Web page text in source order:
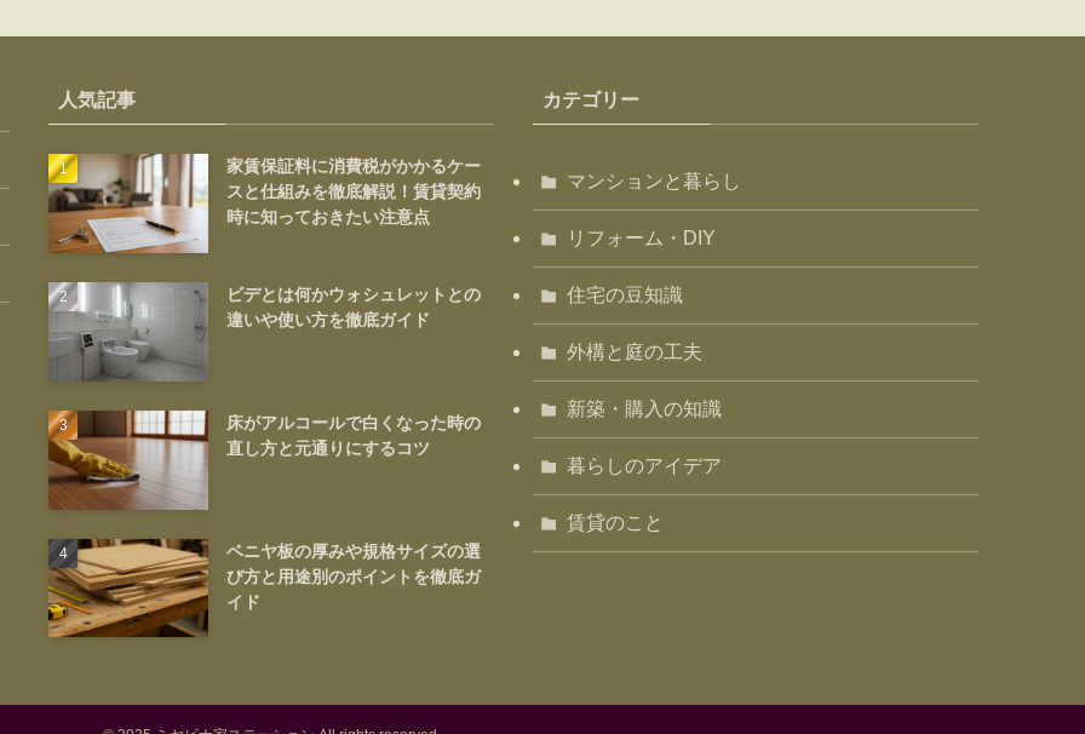
人気記事
家賃保証料に消費税がかかるケー
スと仕組みを徹底解説！賃貸契約
時に知っておきたい注意点
ビデとは何かウォシュレットとの
違いや使い方を徹底ガイド
床がアルコールで白くなった時の
直し方と元通りにするコツ
ベニヤ板の厚みや規格サイズの選
び方と用途別のポイントを徹底ガ
イド
カテゴリー
マンションと暮らし
リフォーム・DIY
住宅の豆知識
外構と庭の工夫
新築・購入の知識
暮らしのアイデア
賃貸のこと